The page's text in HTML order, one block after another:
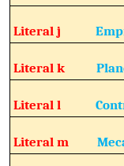
Literal j
Literal k
Literal l
Literal m